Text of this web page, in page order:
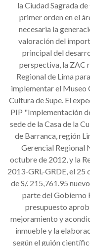
la Ciudad Sagrada
primer orden en el
necesaria la
valoración del
principal del
perspectiva, la ZAC
Regional de Lima
implementar el Museo
Cultura de Supe. El
PIP "Implementación
sede de la Casa de la
de Barranca, región
Gerencial Regional
octubre de 2012, y la
2013-GRL-GRDE, el 25
de S/. 215,761.95
parte del Gobierno
presupuesto
mejoramiento y
inmueble y la
según el guión